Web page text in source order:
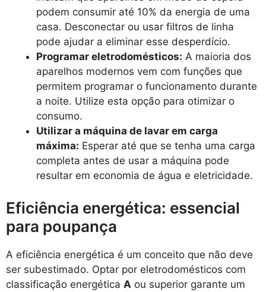
podem consumir até 10% da energia de uma
casa. Desconectar ou usar filtros de linha
pode ajudar a eliminar esse desperdício.
Programar eletrodomésticos: A maioria dos
aparelhos modernos vem com funções que
permitem programar o funcionamento durante
a noite. Utilize esta opção para otimizar o
consumo.
Utilizar a máquina de lavar em carga
máxima: Esperar até que se tenha uma carga
completa antes de usar a máquina pode
resultar em economia de água e eletricidade.
Eficiência energética: essencial
para poupança
A eficiência energética é um conceito que não deve
ser subestimado. Optar por eletrodomésticos com
classificação energética A ou superior garante um